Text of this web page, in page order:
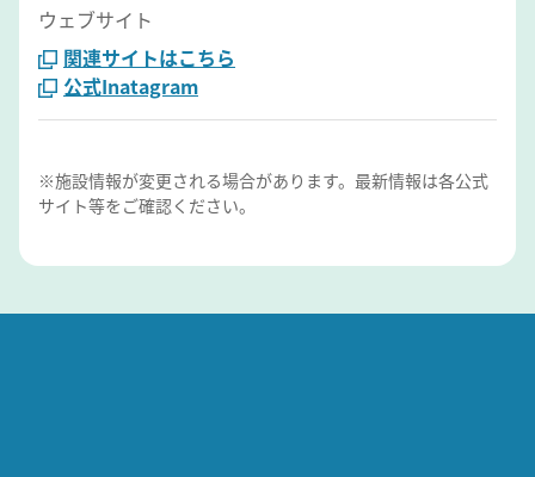
ウェブサイト
関連サイトはこちら
公式Inatagram
※施設情報が変更される場合があります。最新情報は各公式
サイト等をご確認ください。